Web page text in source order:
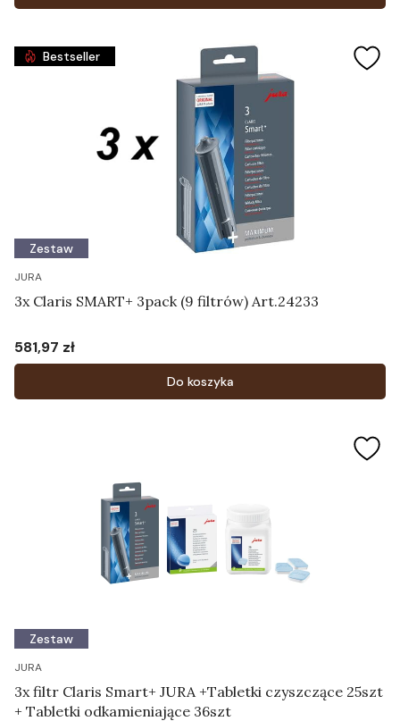
Bestseller
Zestaw
JURA
3x Claris SMART+ 3pack (9 filtrów) Art.24233
Cena
581,97 zł
Do koszyka
Zestaw
JURA
3x filtr Claris Smart+ JURA +Tabletki czyszczące 25szt
+ Tabletki odkamieniające 36szt